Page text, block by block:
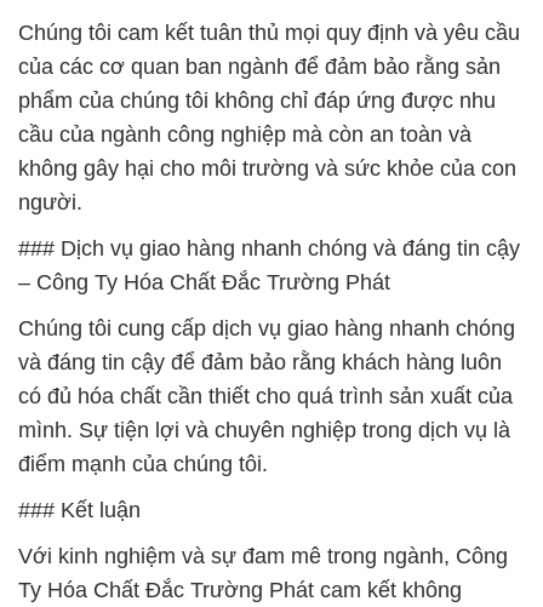
Chúng tôi cam kết tuân thủ mọi quy định và yêu cầu
của các cơ quan ban ngành để đảm bảo rằng sản
phẩm của chúng tôi không chỉ đáp ứng được nhu
cầu của ngành công nghiệp mà còn an toàn và
không gây hại cho môi trường và sức khỏe của con
người.
### Dịch vụ giao hàng nhanh chóng và đáng tin cậy
– Công Ty Hóa Chất Đắc Trường Phát
Chúng tôi cung cấp dịch vụ giao hàng nhanh chóng
và đáng tin cậy để đảm bảo rằng khách hàng luôn
có đủ hóa chất cần thiết cho quá trình sản xuất của
mình. Sự tiện lợi và chuyên nghiệp trong dịch vụ là
điểm mạnh của chúng tôi.
### Kết luận
Với kinh nghiệm và sự đam mê trong ngành, Công
Ty Hóa Chất Đắc Trường Phát cam kết không